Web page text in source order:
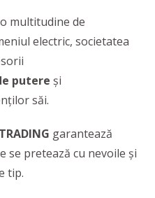
multitudine de
electric, societatea
putere și
săi.
garantează
se pretează cu nevoile și
tip.